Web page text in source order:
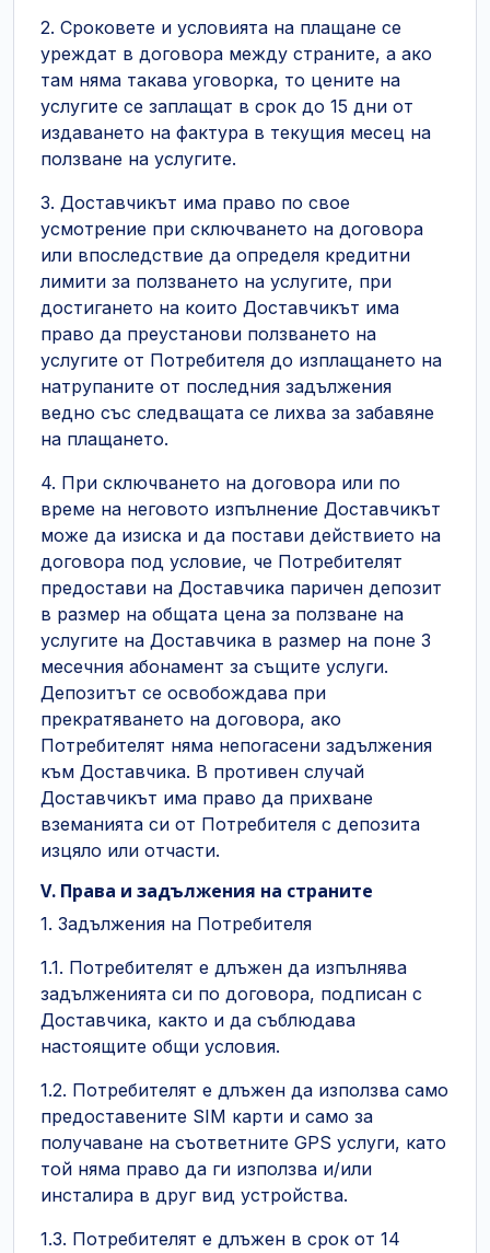
2. Сроковете и условията на плащане се
уреждат в договора между страните, а ако
там няма такава уговорка, то цените на
услугите се заплащат в срок до 15 дни от
издаването на фактура в текущия месец на
ползване на услугите.
3. Доставчикът има право по свое
усмотрение при сключването на договора
или впоследствие да определя кредитни
лимити за ползването на услугите, при
достигането на които Доставчикът има
право да преустанови ползването на
услугите от Потребителя до изплащането на
натрупаните от последния задължения
ведно със следващата се лихва за забавяне
на плащането.
4. При сключването на договора или по
време на неговото изпълнение Доставчикът
може да изиска и да постави действието на
договора под условие, че Потребителят
предостави на Доставчика паричен депозит
в размер на общата цена за ползване на
услугите на Доставчика в размер на поне 3
месечния абонамент за същите услуги.
Депозитът се освобождава при
прекратяването на договора, ако
Потребителят няма непогасени задължения
към Доставчика. В противен случай
Доставчикът има право да прихване
вземанията си от Потребителя с депозита
изцяло или отчасти.
V. Права и задължения на страните
1. Задължения на Потребителя
1.1. Потребителят е длъжен да изпълнява
задълженията си по договора, подписан с
Доставчика, както и да съблюдава
настоящите общи условия.
1.2. Потребителят е длъжен да използва само
предоставените SIM карти и само за
получаване на съответните GPS услуги, като
той няма право да ги използва и/или
инсталира в друг вид устройства.
1.3. Потребителят е длъжен в срок от 14